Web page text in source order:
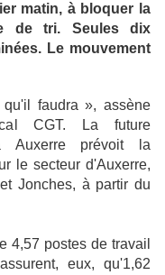
matin, à bloquer la
de tri. Seules dix
Le mouvement
faudra », assène
CGT. La future
Auxerre prévoit la
le secteur d'Auxerre,
Jonches, à partir du
4,57 postes de travail
eux, qu'1,62